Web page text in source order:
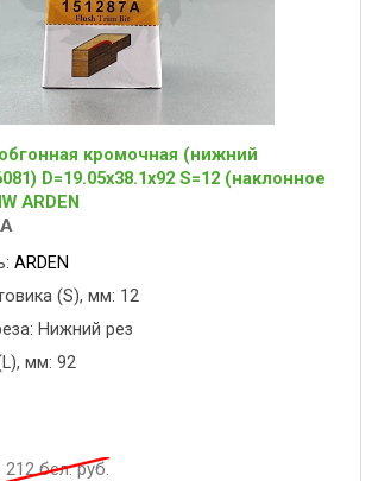
кромочная (нижний
D=19.05x38.1x92 S=12 (наклонное
ARDEN
ARDEN
(S), мм: 12
Нижний рез
мм: 92
212бел. руб.